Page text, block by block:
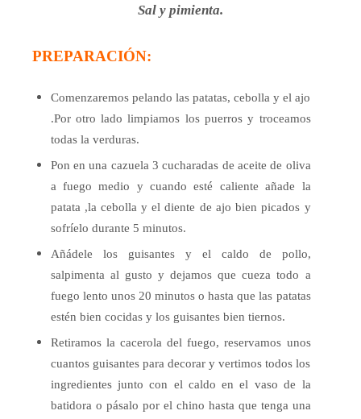
Sal y pimienta.
PREPARACIÓN:
Comenzaremos pelando las patatas, cebolla y el ajo
.Por otro lado limpiamos los puerros y troceamos
todas la verduras.
Pon en una cazuela 3 cucharadas de aceite de oliva
a fuego medio y cuando esté caliente añade la
patata ,la cebolla y el diente de ajo bien picados y
sofríelo durante 5 minutos.
Añádele los guisantes y el caldo de pollo,
salpimenta al gusto y dejamos que cueza todo a
fuego lento unos 20 minutos o hasta que las patatas
estén bien cocidas y los guisantes bien tiernos.
Retiramos la cacerola del fuego, reservamos unos
cuantos guisantes para decorar y vertimos todos los
ingredientes junto con el caldo en el vaso de la
batidora o pásalo por el chino hasta que tenga una